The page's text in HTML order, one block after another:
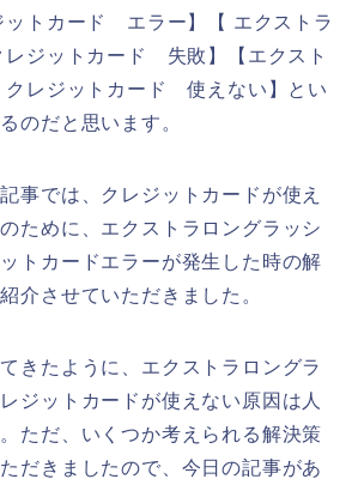
ットカード エラー】【 エクストラ
レジットカード 失敗】【エクスト
クレジットカード 使えない】とい
のだと思います。
事では、クレジットカードが使え
ために、エクストラロングラッシ
トカードエラーが発生した時の解
介させていただきました。
きたように、エクストラロングラ
ジットカードが使えない原因は人
ただ、いくつか考えられる解決策
だきましたので、今日の記事があ